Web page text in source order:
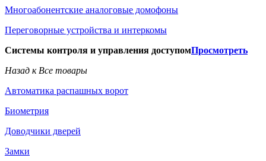
Многоабонентские аналоговые домофоны
Переговорные устройства и интеркомы
Системы контроля и управления доступомПросмотреть
Назад к Все товары
Автоматика распашных ворот
Биометрия
Доводчики дверей
Замки